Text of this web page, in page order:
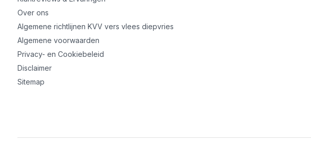
Over ons
Algemene richtlijnen KVV vers vlees diepvries
Algemene voorwaarden
Privacy- en Cookiebeleid
Disclaimer
Sitemap